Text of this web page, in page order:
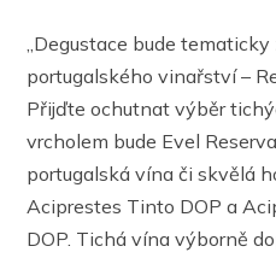
„Degustace bude
portugalského vinařství –
Přijďte ochutnat výběr
vrcholem bude Evel
portugalská vína či skvělá
Aciprestes Tinto DOP a
DOP. Tichá vína výborně